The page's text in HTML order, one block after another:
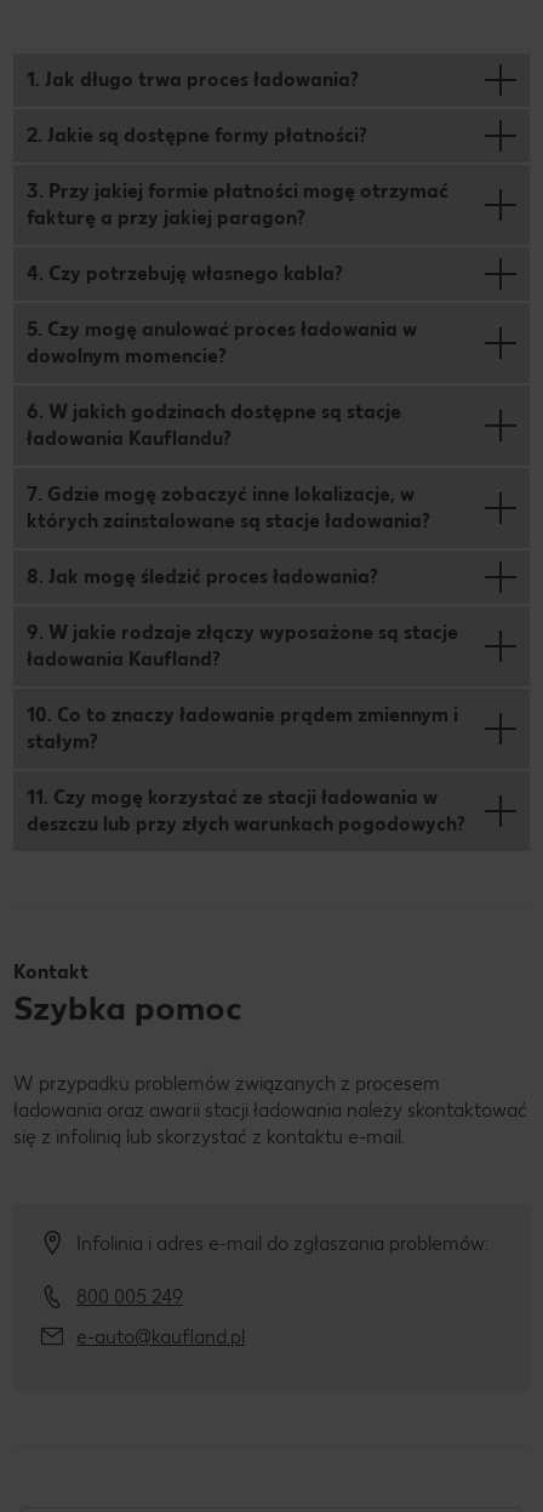
1. Jak długo trwa proces ładowania?
2. Jakie są dostępne formy płatności?
3. Przy jakiej formie płatności mogę otrzymać
fakturę a przy jakiej paragon?
4. Czy potrzebuję własnego kabla?
5. Czy mogę anulować proces ładowania w
dowolnym momencie?
6. W jakich godzinach dostępne są stacje
ładowania Kauflandu?
7. Gdzie mogę zobaczyć inne lokalizacje, w
których zainstalowane są stacje ładowania?
8. Jak mogę śledzić proces ładowania?
9. W jakie rodzaje złączy wyposażone są stacje
ładowania Kaufland?
10. Co to znaczy ładowanie prądem zmiennym i
stałym?
11. Czy mogę korzystać ze stacji ładowania w
deszczu lub przy złych warunkach pogodowych?
Kontakt
Szybka pomoc
W przypadku problemów związanych z procesem
ładowania oraz awarii stacji ładowania należy skontaktować
się z infolinią lub skorzystać z kontaktu e-mail.
Infolinia i adres e-mail do zgłaszania problemów:
800 005 249
e-auto@kaufland.pl